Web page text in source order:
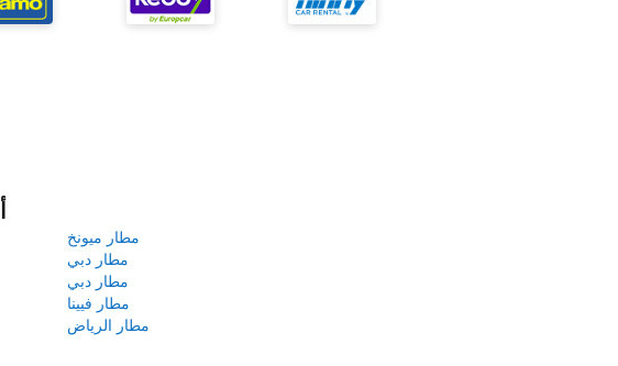
مطار ميونخ
مطار دبي
مطار دبي
مطار فيينا
مطار الرياض